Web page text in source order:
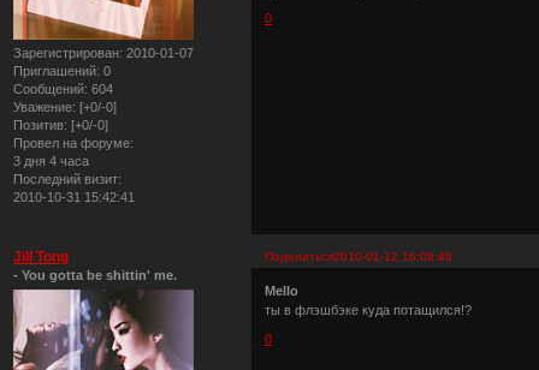
Зарегистрирован: 2010-01-07
Приглашений: 0
Сообщений: 604
Уважение: [+0/-0]
Позитив: [+0/-0]
Провел на форуме:
3 дня 4 часа
Последний визит:
2010-10-31 15:42:41
0
Поделиться2010-01-12 16:08:48
Jill Tong
- You gotta be shittin' me.
Mello
ты в флэшбэке куда потащился!?
0